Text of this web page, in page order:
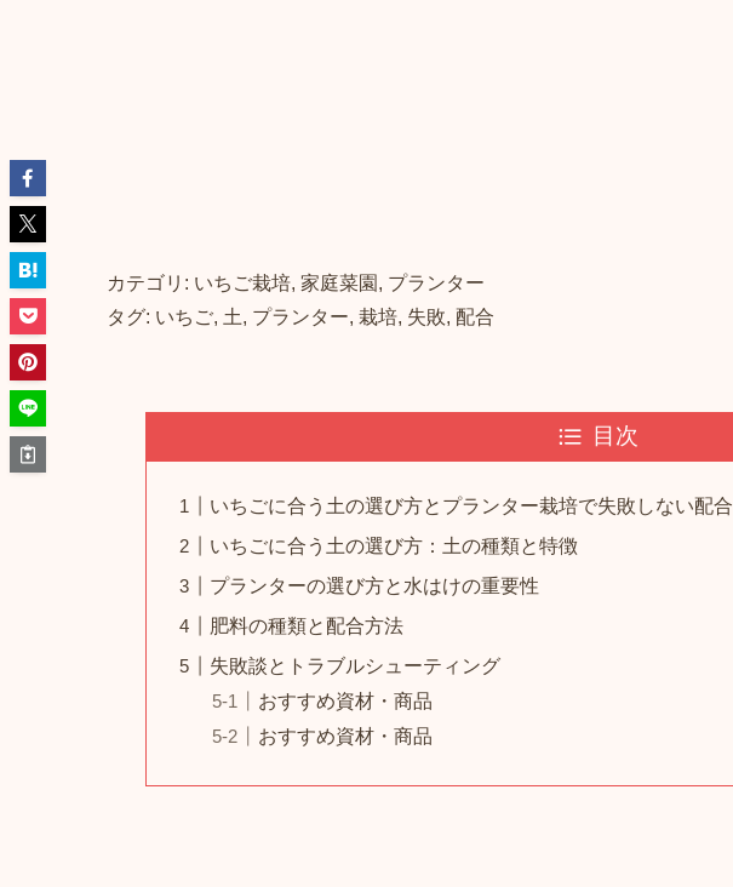
カテゴリ: いちご栽培, 家庭菜園, プランター
タグ: いちご, 土, プランター, 栽培, 失敗, 配合
目次
いちごに合う土の選び方とプランター栽培で失敗しない配合
いちごに合う土の選び方：土の種類と特徴
プランターの選び方と水はけの重要性
肥料の種類と配合方法
失敗談とトラブルシューティング
おすすめ資材・商品
おすすめ資材・商品